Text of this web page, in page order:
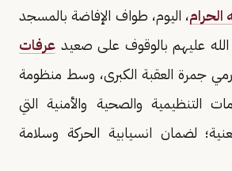
الحرام، اليوم، طواف الإفاضة بالمسجد
عليهم بالوقوف على صعيد عرفات
جمرة العقبة الكبرى، وسط منظومة
التنظيمية والصحية والأمنية التي
لضمان انسيابية الحركة وسلامة